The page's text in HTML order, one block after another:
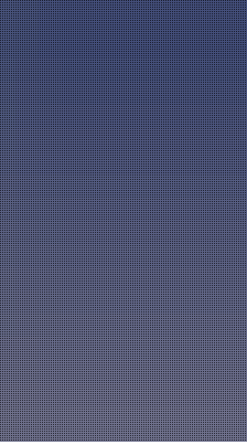
A A A